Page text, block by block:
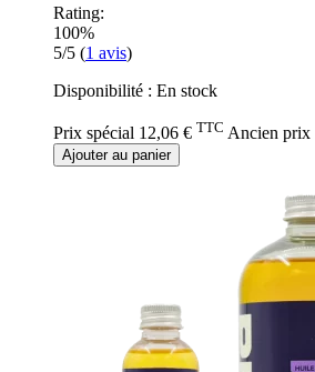
Rating:
100%
5/5 (1 avis)
Disponibilité : En stock
Prix spécial 12,06 € TTC Ancien prix
Ajouter au panier